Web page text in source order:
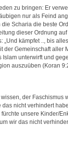
zu bringen: Er
nur als Feind
Scharia die beste
dieser Ordnung
kämpfet .., bis
der Gemeinschaft aller
unterwirft und
auszuüben (Koran
der Faschismus
nicht verhindert
unsere Kinder/
wir das nicht